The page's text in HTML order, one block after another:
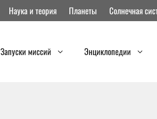
Наука и теория Планеты Солнечная
Запуски миссий Энциклопедии